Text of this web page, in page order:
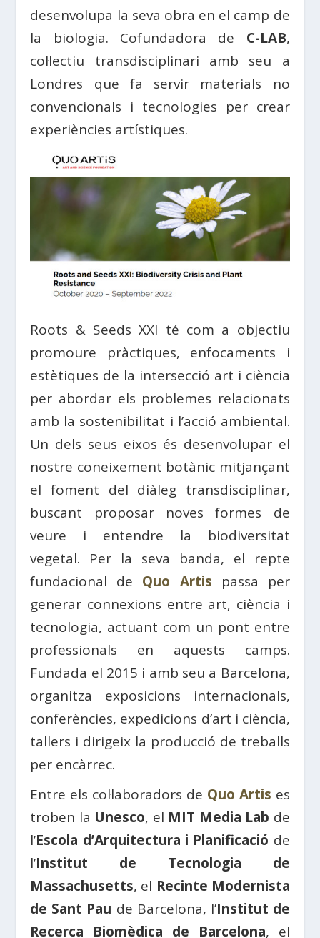
desenvolupa la seva obra en el camp de
la biologia. Cofundadora de C-LAB,
col·lectiu transdisciplinari amb seu a
Londres que fa servir materials no
convencionals i tecnologies per crear
experiències artístiques.
Roots & Seeds XXI té com a objectiu
promoure pràctiques, enfocaments i
estètiques de la intersecció art i ciència
per abordar els problemes relacionats
amb la sostenibilitat i l’acció ambiental.
Un dels seus eixos és desenvolupar el
nostre coneixement botànic mitjançant
el foment del diàleg transdisciplinar,
buscant proposar noves formes de
veure i entendre la biodiversitat
vegetal. Per la seva banda, el repte
fundacional de Quo Artis passa per
generar connexions entre art, ciència i
tecnologia, actuant com un pont entre
professionals en aquests camps.
Fundada el 2015 i amb seu a Barcelona,
​​organitza exposicions internacionals,
conferències, expedicions d’art i ciència,
tallers i dirigeix ​​la producció de treballs
per encàrrec.
Entre els col·laboradors de Quo Artis es
troben la Unesco, el MIT Media Lab de
l’Escola d’Arquitectura i Planificació de
l’Institut de Tecnologia de
Massachusetts, el Recinte Modernista
de Sant Pau de Barcelona, ​​l’Institut de
Recerca Biomèdica de Barcelona, ​​el